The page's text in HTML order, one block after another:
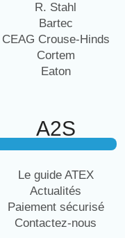
R. Stahl
Bartec
CEAG Crouse-Hinds
Cortem
Eaton
A2S
Le guide ATEX
Actualités
Paiement sécurisé
Contactez-nous